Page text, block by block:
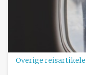
Overige